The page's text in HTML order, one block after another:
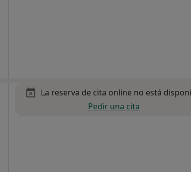
La reserva de cita online no está
Pedir una cita